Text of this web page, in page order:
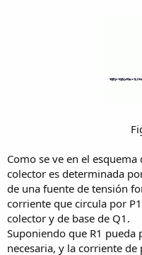
Como se ve en el
colector es determinada
de una fuente de tensión
corriente que circula por
colector y de base de Q1.
Suponiendo que R1 pueda
necesaria, y la corriente